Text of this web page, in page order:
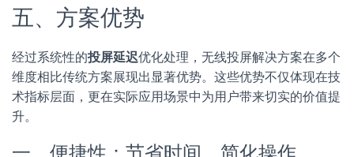
五、方案优势
经过系统性的投屏延迟优化处理，无线投屏解决方案在多个
维度相比传统方案展现出显著优势。这些优势不仅体现在技
术指标层面，更在实际应用场景中为用户带来切实的价值提
升。